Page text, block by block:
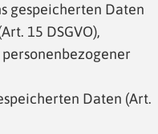
gespeicherten Daten
15 DSGVO),
Daten (Art.